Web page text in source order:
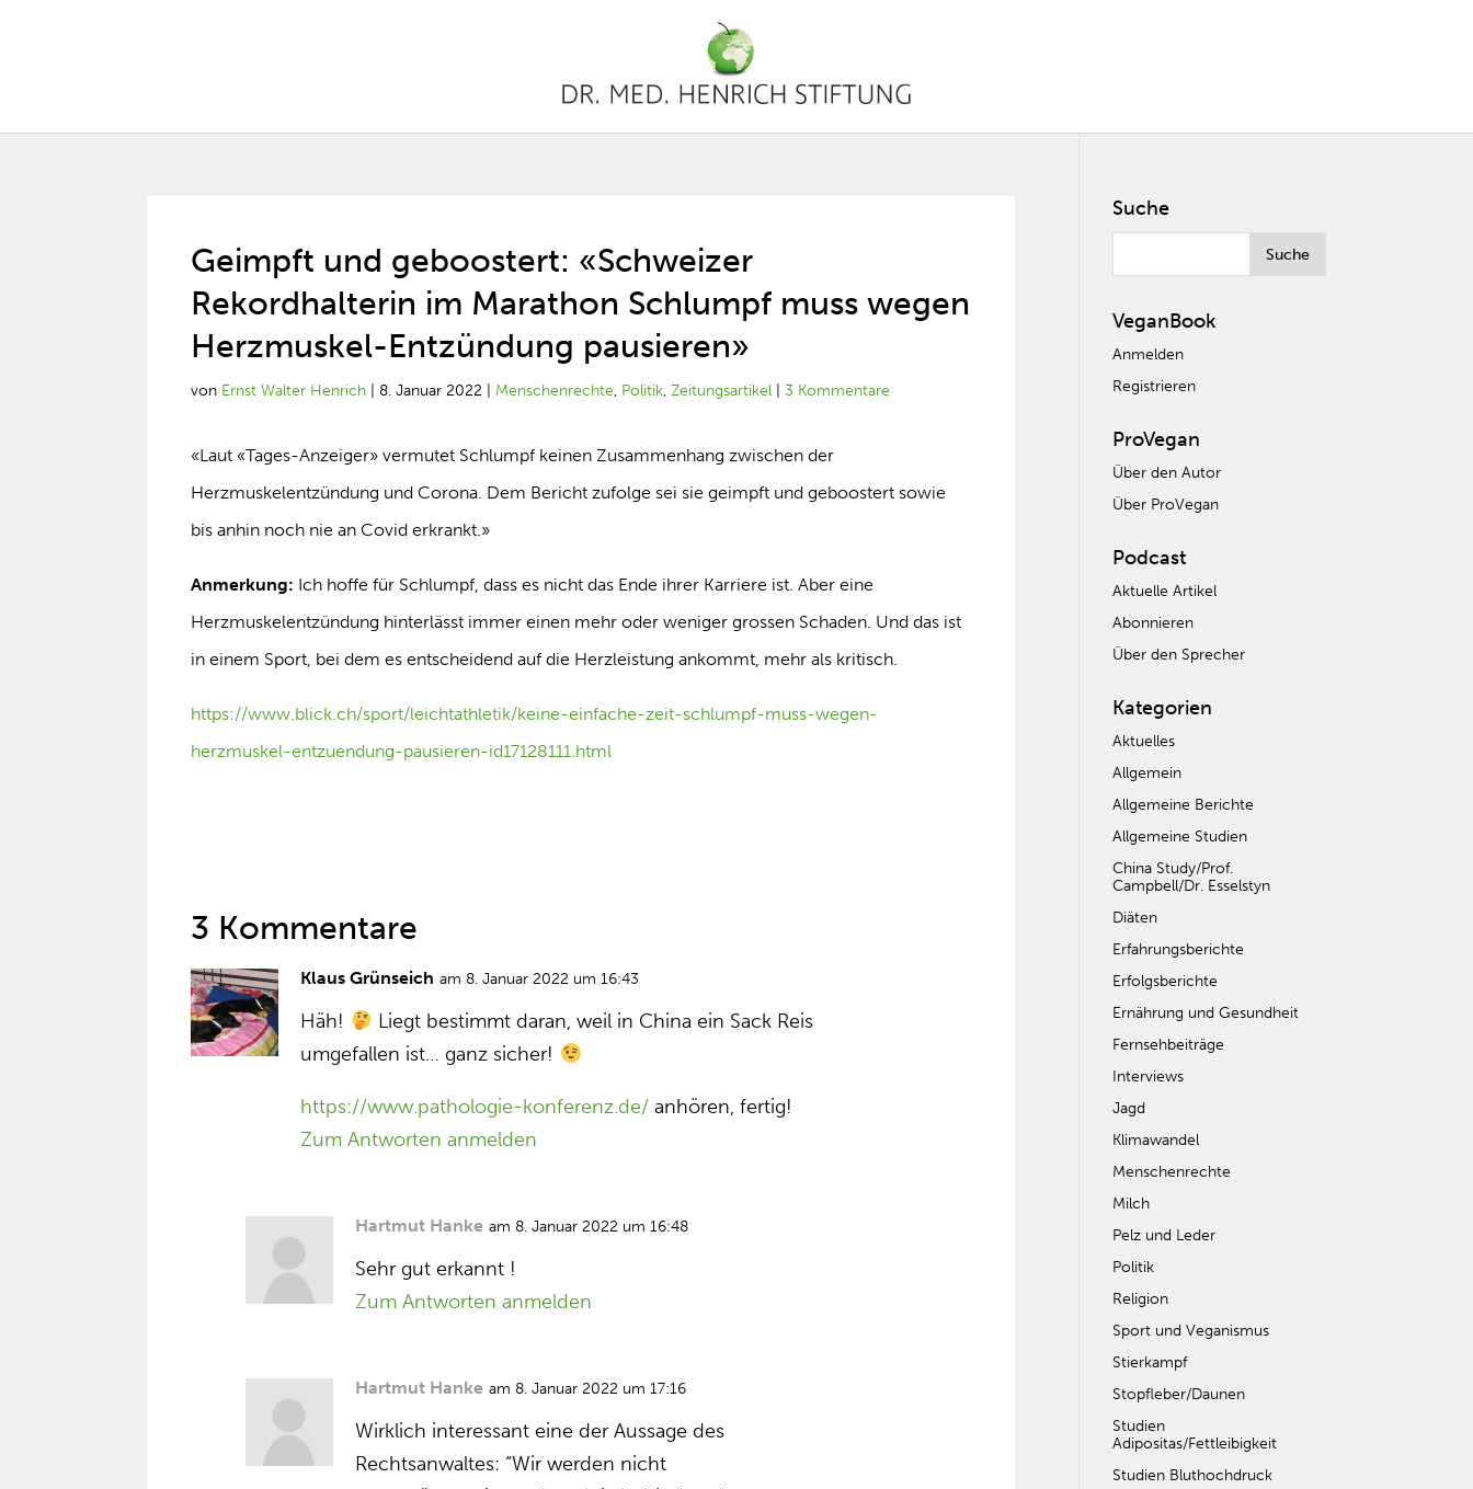
Geimpft und geboostert: «Schweizer
Rekordhalterin im Marathon Schlumpf muss wegen
Herzmuskel-Entzündung pausieren»
von Ernst Walter Henrich 8. Januar 2022 Menschenrechte, Politik,Zeitungsartikel |3 Kommentare
«Laut «Tages-Anzeiger» vermutet Schlumpf keinen Zusammenhang zwischen der
Herzmuskelentzündung und Corona. Dem Bericht zufolge sei sie geimpft und geboostert sowie
bis anhin noch nie an Covid erkrankt.»
Anmerkung: Ich hoffe für Schlumpf, dass es nicht das Ende ihrer Karriere ist. Aber eine
Herzmuskelentzündung hinterlässt immer einen mehr oder weniger grossen Schaden. Und das ist
in einem Sport, bei dem es entscheidend auf die Herzleistung ankommt, mehr als kritisch.
https://www.blick.ch/sport/leichtathletik/keine-einfache-zeit-schlumpf-muss-wegen-
herzmuskel-entzuendung-pausieren-id17128111.html
3 Kommentare
Klaus Grünseich am 8. Januar 2022 um 16:43
Häh!
Liegt bestimmt daran, weil in China ein Sack Reis
umgefallen ist… ganz sicher!
https://www.pathologie-konferenz.de/ anhören, fertig!
Zum Antworten anmelden
Hartmut Hanke am 8. Januar 2022 um 16:48
Sehr gut erkannt !
Zum Antworten anmelden
Hartmut Hanke am 8. Januar 2022 um 17:16
Wirklich interessant eine der Aussage des
Rechtsanwaltes: “Wir werden nicht
Suche
VeganBook
Anmelden
Registrieren
ProVegan
Über den Autor
Über ProVegan
Podcast
Aktuelle Artikel
Abonnieren
Über den Sprecher
Kategorien
Aktuelles
Allgemein
Allgemeine Berichte
Allgemeine Studien
China Study/Prof.
Campbell/Dr. Esselstyn
Diäten
Erfahrungsberichte
Erfolgsberichte
Ernährung und Gesundheit
Fernsehbeiträge
Interviews
Jagd
Klimawandel
Menschenrechte
Milch
Pelz und Leder
Politik
Religion
Sport und Veganismus
Stierkampf
Stopfleber/Daunen
Studien
Adipositas/Fettleibigkeit
Studien Bluthochdruck